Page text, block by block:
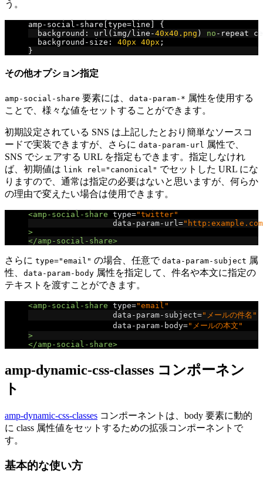
う。
amp - social - share [type=line ]
{
  background
: url ( img /line -40x40.png ) no - repeat
  background
- size : 40px 40px ;
}
その他オプション指定
amp-social-share 要素には、 data-param- * 属性を使用する
ことで、様々な値をセットすることができます。
初期設定されている SNS は上記したとおり簡単なソースコ
ードで実装できますが、さらに data-param-url 属性で、
SNS でシェアする URL を指定もできます。指定しなけれ
ば、初期値は link rel="canonical" でセットした URL にな
りますので、通常は指定の必要はないと思いますが、何らか
の理由で変えたい場合は使用できます。
<amp-social-share type="twitter"
data-param-url=
>
</amp-social-share>
さらに type="email" の場合、任意で data-param-subject 属
性、 data-param-body 属性を指定して、件名や本文に指定の
テキストを渡すことができます。
<amp-social-share type="email"
data-param-subject="メールの件名"
data-param-body="メールの本文"
>
</amp-social-share>
amp-dynamic-css-classes コンポーネン
ト
amp-dynamic-css-classes コンポーネントは、body 要素に動的
に class 属性値をセットするための拡張コンポーネントで
す。
基本的な使い方